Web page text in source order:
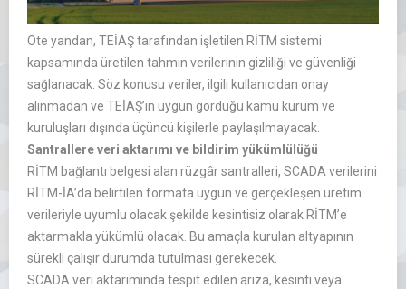
Öte yandan, TEİAŞ tarafından işletilen RİTM sistemi
kapsamında üretilen tahmin verilerinin gizliliği ve güvenliği
sağlanacak. Söz konusu veriler, ilgili kullanıcıdan onay
alınmadan ve TEİAŞ’ın uygun gördüğü kamu kurum ve
kuruluşları dışında üçüncü kişilerle paylaşılmayacak.
Santrallere veri aktarımı ve bildirim yükümlülüğü
RİTM bağlantı belgesi alan rüzgâr santralleri, SCADA verilerini
RİTM-İA’da belirtilen formata uygun ve gerçekleşen üretim
verileriyle uyumlu olacak şekilde kesintisiz olarak RİTM’e
aktarmakla yükümlü olacak. Bu amaçla kurulan altyapının
sürekli çalışır durumda tutulması gerekecek.
SCADA veri aktarımında tespit edilen arıza, kesinti veya